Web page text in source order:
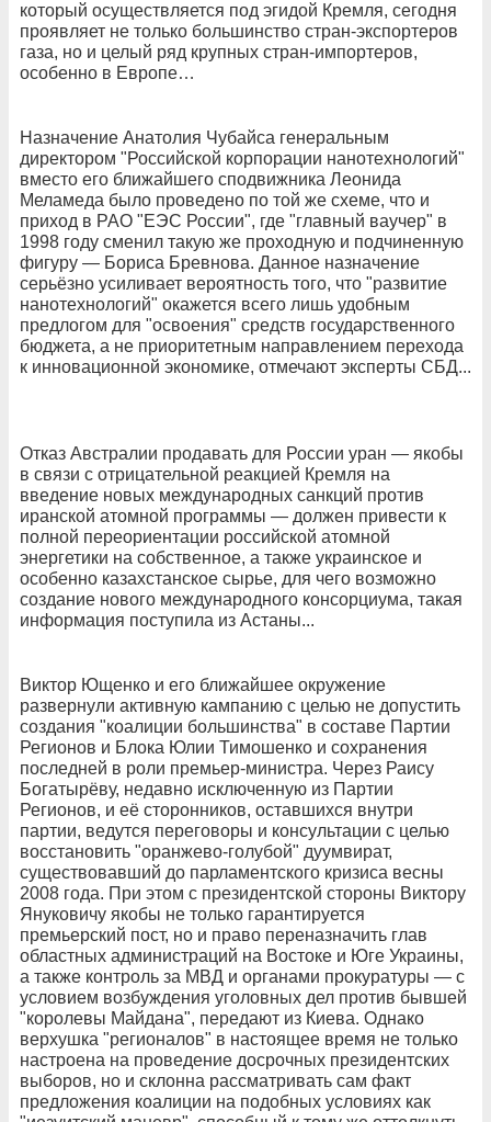
который осуществляется под эгидой Кремля, сегодня
проявляет не только большинство стран-экспортеров
газа, но и целый ряд крупных стран-импортеров,
особенно в Европе…
Назначение Анатолия Чубайса генеральным
директором "Российской корпорации нанотехнологий"
вместо его ближайшего сподвижника Леонида
Меламеда было проведено по той же схеме, что и
приход в РАО "ЕЭС России", где "главный ваучер" в
1998 году сменил такую же проходную и подчиненную
фигуру — Бориса Бревнова. Данное назначение
серьёзно усиливает вероятность того, что "развитие
нанотехнологий" окажется всего лишь удобным
предлогом для "освоения" средств государственного
бюджета, а не приоритетным направлением перехода
к инновационной экономике, отмечают эксперты СБД...
Отказ Австралии продавать для России уран — якобы
в связи с отрицательной реакцией Кремля на
введение новых международных санкций против
иранской атомной программы — должен привести к
полной переориентации российской атомной
энергетики на собственное, а также украинское и
особенно казахстанское сырье, для чего возможно
создание нового международного консорциума, такая
информация поступила из Астаны...
Виктор Ющенко и его ближайшее окружение
развернули активную кампанию с целью не допустить
создания "коалиции большинства" в составе Партии
Регионов и Блока Юлии Тимошенко и сохранения
последней в роли премьер-министра. Через Раису
Богатырёву, недавно исключенную из Партии
Регионов, и её сторонников, оставшихся внутри
партии, ведутся переговоры и консультации с целью
восстановить "оранжево-голубой" дуумвират,
существовавший до парламентского кризиса весны
2008 года. При этом с президентской стороны Виктору
Януковичу якобы не только гарантируется
премьерский пост, но и право переназначить глав
областных администраций на Востоке и Юге Украины,
а также контроль за МВД и органами прокуратуры — с
условием возбуждения уголовных дел против бывшей
"королевы Майдана", передают из Киева. Однако
верхушка "регионалов" в настоящее время не только
настроена на проведение досрочных президентских
выборов, но и склонна рассматривать сам факт
предложения коалиции на подобных условиях как